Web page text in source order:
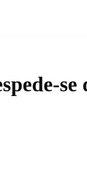
se